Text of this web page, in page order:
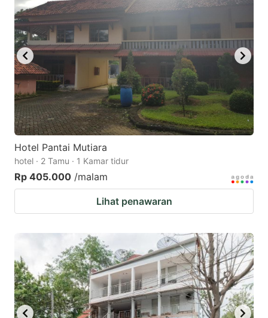
Hotel Pantai Mutiara
hotel · 2 Tamu · 1 Kamar tidur
Rp 405.000 /malam
Lihat penawaran